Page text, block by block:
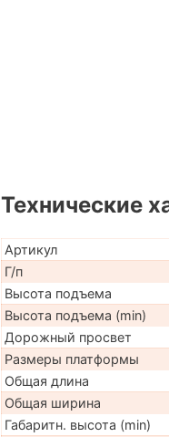
Технические
Артикул
Г/п
Высота подъема
Высота подъема (min)
Дорожный просвет
Размеры платформы
Общая длина
Общая ширина
Габаритн. высота (min)